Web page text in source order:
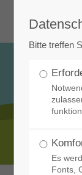
Bitte treffen
Es
Fonts,